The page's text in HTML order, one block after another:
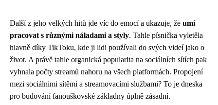
Další z jeho velkých hitů jde víc do emocí a ukazuje, že umí
pracovat s různými náladami a styly. Tahle písnička vyletěla
hlavně díky TikToku, kde ji lidi používali do svých videí jako o
život. A právě tahle organická popularita na sociálních sítích pak
vyhnala počty streamů nahoru na všech platformách. Propojení
mezi sociálními sítěmi a streamovacími službami? To je dneska
pro budování fanouškovské základny úplně zásadní.